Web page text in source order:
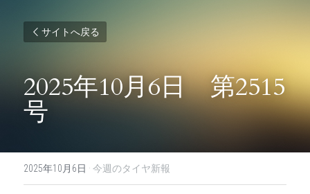
サイトへ戻る
2025年10月6日　第2515
号
2025年10月6日 · 今週のタイヤ新報